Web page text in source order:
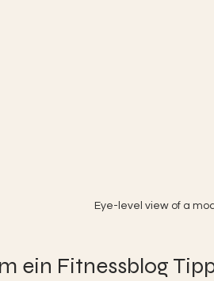
Eye-level view of a
ein Fitnessblog